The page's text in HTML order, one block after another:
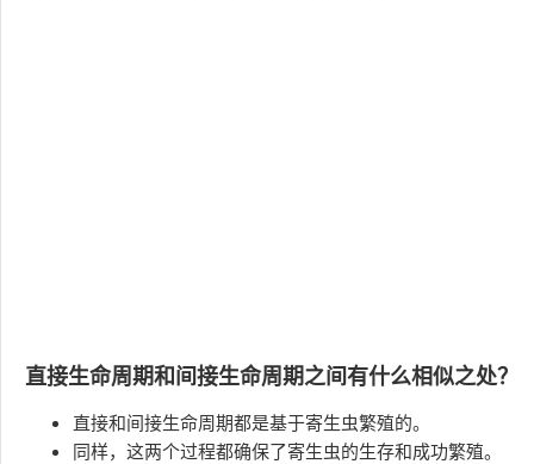
直接生命周期和间接生命周期之间有什么相似之处？
直接和间接生命周期都是基于寄生虫繁殖的。
同样，这两个过程都确保了寄生虫的生存和成功繁殖。